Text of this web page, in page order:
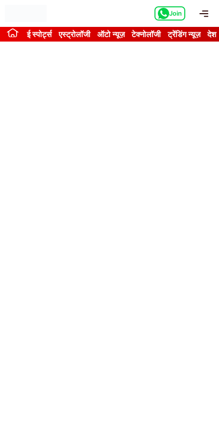
content
Join
ई स्पोर्ट्स एस्ट्रोलॉजी ऑटो न्यूज़ टेक्नोलॉजी ट्रेंडिंग न्यूज़ देश